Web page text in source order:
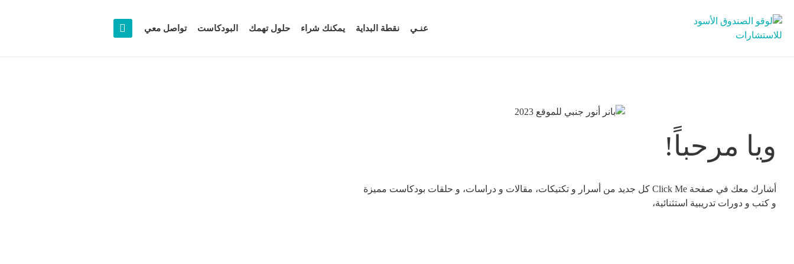
عنـي نقطة البداية يمكنك شراء حلول تهمك البودكاست تواصل معي
ويا مرحباً!
أشارك معك في صفحة Click Me كل جديد من أسرار و تكتيكات، مقالات و دراسات، و حلقات بودكاست مميزة
و كتب و دورات تدريبية استثنائية،